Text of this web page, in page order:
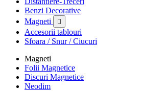
Benzi Decorative
Magneti

Accesorii tablouri
Sfoara / Snur / Ciucuri
Magneti
Folii Magnetice
Discuri Magnetice
Neodim